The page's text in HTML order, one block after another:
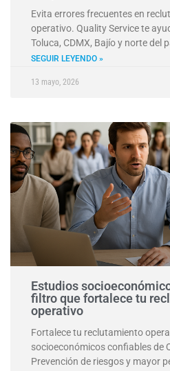
Evita errores frecuentes en
operativo. Quality Service te
Toluca, CDMX, Bajío y norte del
SEGUIR LEYENDO »
13 mayo, 2026
Estudios
filtro que fortalece tu
operativo
Fortalece tu reclutamiento
socioeconómicos confiables de
Prevención de riesgos y mayor